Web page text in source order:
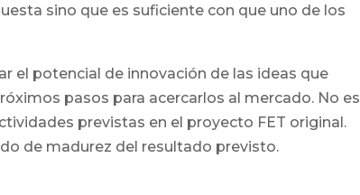
sino que es suficiente con que uno de los
el potencial de innovación de las ideas que
pasos para acercarlos al mercado. No es
previstas en el proyecto FET original.
de madurez del resultado previsto.